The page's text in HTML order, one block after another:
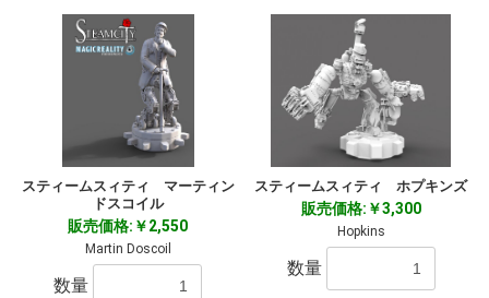
スティームスィティ マーティン
ドスコイル
販売価格:￥2,550
Martin Doscoil
数量
スティームスィティ ホプキンズ
販売価格:￥3,300
Hopkins
数量